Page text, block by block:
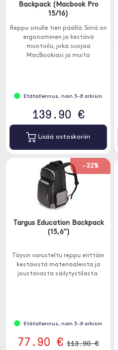
Backpack (Macbook Pro
15/16)
Reppu sinulle tien päällä. Siinä on
ergonominen ja kestävä
muotoilu, joka suojaa
MacBookiasi ja muita
Etätallennus, noin 3-8 arkisin
139.90 €
Lisää ostoskoriin
-32%
Targus Education Backpack
(15,6")
Täysin varusteltu reppu erittäin
kestävistä materiaaleista ja
joustavasta säilytystilasta.
Etätallennus, noin 3-8 arkisin
77.90 € 113.90 €